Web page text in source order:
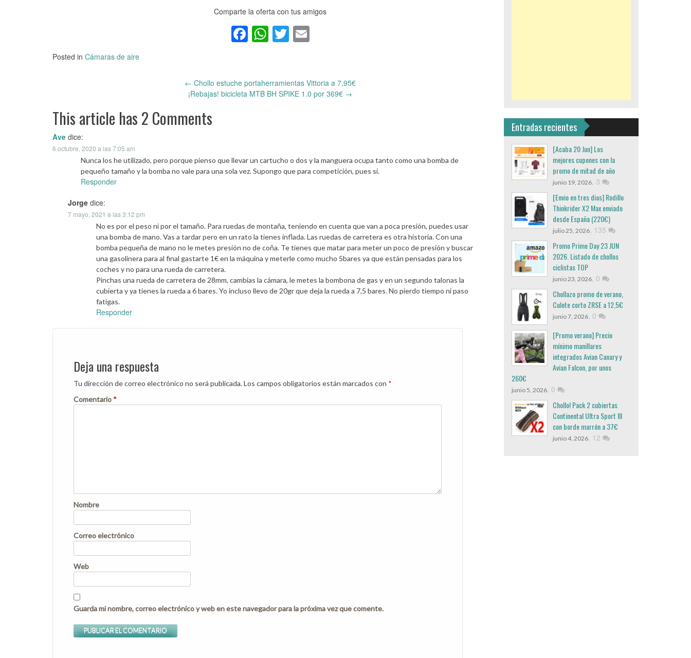
Comparte la oferta con tus amigos
Facebook
WhatsApp
Twitter
Email
Posted in Cámaras de aire
navigation
← Chollo estuche portaherramientas Vittoria a 7,95€
¡Rebajas! bicicleta MTB BH SPIKE 1.0 por 369€ →
This article has 2 Comments
Ave dice:
6 octubre, 2020 a las 7:05 am
Nunca los he utilizado, pero porque pienso que llevar un cartucho o dos y la manguera ocupa tanto como una bomba de
pequeño tamaño y la bomba no vale para una sola vez. Supongo que para competición, pues si.
Responder
Jorge dice:
7 mayo, 2021 a las 3:12 pm
No es por el peso ni por el tamaño. Para ruedas de montaña, teniendo en cuenta que van a poca presión, puedes usar
una bomba de mano. Vas a tardar pero en un rato la tienes inflada. Las ruedas de carretera es otra historia. Con una
bomba pequeña de mano no le metes presión no de coña. Te tienes que matar para meter un poco de presión y buscar
una gasolinera para al final gastarte 1€ en la máquina y meterle como mucho 5bares ya que están pensadas para los
coches y no para una rueda de carretera.
Pinchas una rueda de carretera de 28mm, cambias la cámara, le metes la bombona de gas y en un segundo talonas la
cubierta y ya tienes la rueda a 6 bares. Yo incluso llevo de 20gr que deja la rueda a 7,5 bares. No pierdo tiempo ni paso
fatigas.
Responder
Deja una respuesta
Tu dirección de correo electrónico no será publicada.Los campos obligatorios están marcados con *
Comentario *
Nombre
Correo electrónico
Web
Guarda mi nombre, correo electrónico y web en este navegador para la próxima vez que comente.
Entradas recientes
[Acaba 20 Jun] Los
mejores cupones con la
promo de mitad de año
junio 19, 2026, 3
[Envio en tres dias] Rodillo
Thinkrider X2 Max enviado
desde España (220€)
julio 25, 2026, 135
Promo Prime Day 23 JUN
2026. Listado de chollos
ciclistas TOP
junio 23, 2026, 0
Chollazo promo de verano,
Culote corto ZRSE a 12,5€
junio 7, 2026, 0
[Promo verano] Precio
mínimo manillares
integrados Avian Canary y
Avian Falcon, por unos
260€
junio 5, 2026, 0
Chollo! Pack 2 cubiertas
Continental Ultra Sport III
con borde marrón a 37€
junio 4, 2026, 12